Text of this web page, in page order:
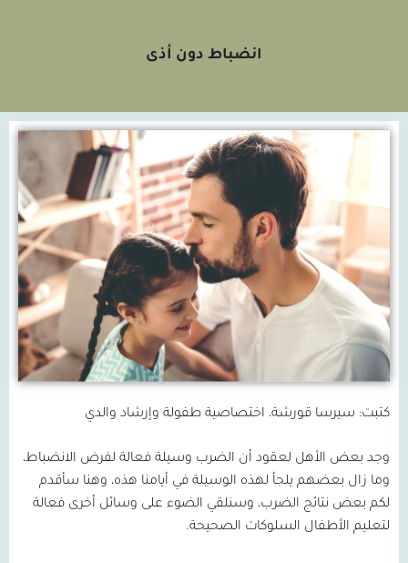
انضباط دون أذى
كتبت: سيرسا قورشة، اختصاصية طفولة وإرشاد والدي
وجد بعض الأهل لعقود أن الضرب وسيلة فعالة لفرض الانضباط،
وما زال بعضهم يلجأ لهذه الوسيلة في أيامنا هذه، وهنا سأقدم
لكم بعض نتائج الضرب، وسنلقي الضوء على وسائل أخرى فعالة
لتعليم الأطفال السلوكات الصحيحة.